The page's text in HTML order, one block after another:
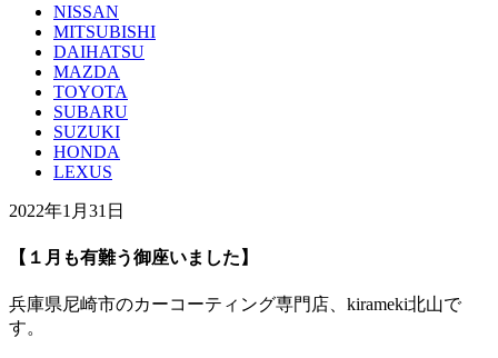
NISSAN
MITSUBISHI
DAIHATSU
MAZDA
TOYOTA
SUBARU
SUZUKI
HONDA
LEXUS
2022年1月31日
【１月も有難う御座いました】
兵庫県尼崎市のカーコーティング専門店、kirameki北山で
す。